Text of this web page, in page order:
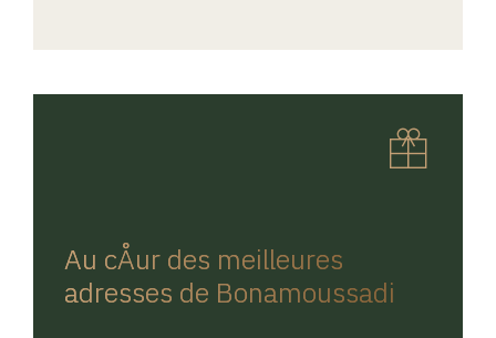
Au cÅur des meilleures
adresses de Bonamoussadi